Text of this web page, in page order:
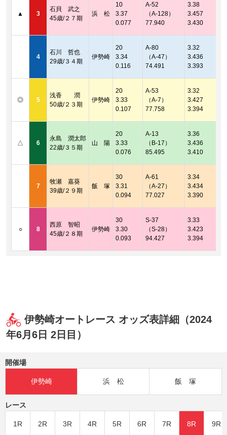
▲ 3
石貝 武之
45歳/２７期
浜 松
10
3.37
0.077
A-52
（A-128）
77.940
3.38
3.457
3.430
4
石川 哲也
29歳/３４期
伊勢崎
20
3.34
0.116
A-80
（A-47）
74.491
3.32
3.436
3.393
◎ 5
浅香 潤
50歳/２３期
伊勢崎
20
3.33
0.107
A-53
（A-7）
77.758
3.32
3.427
3.394
△ 6
永島 潤太郎
22歳/３５期
山 陽
20
3.33
0.076
A-13
（B-17）
85.495
3.36
3.436
3.410
7
牧瀬 嘉葵
39歳/２９期
飯 塚
30
3.31
0.094
A-61
（A-27）
77.027
3.34
3.434
3.390
○ 8
西原 智昭
45歳/２８期
伊勢崎
30
3.30
0.093
S-37
（S-28）
94.427
3.33
3.423
3.394
伊勢崎オートレース オッズ表詳細（2024
年6月6日 2日目）
開催場
伊勢崎 浜 松 飯 塚
レース
1R 2R 3R 4R 5R 6R 7R 8R 9R